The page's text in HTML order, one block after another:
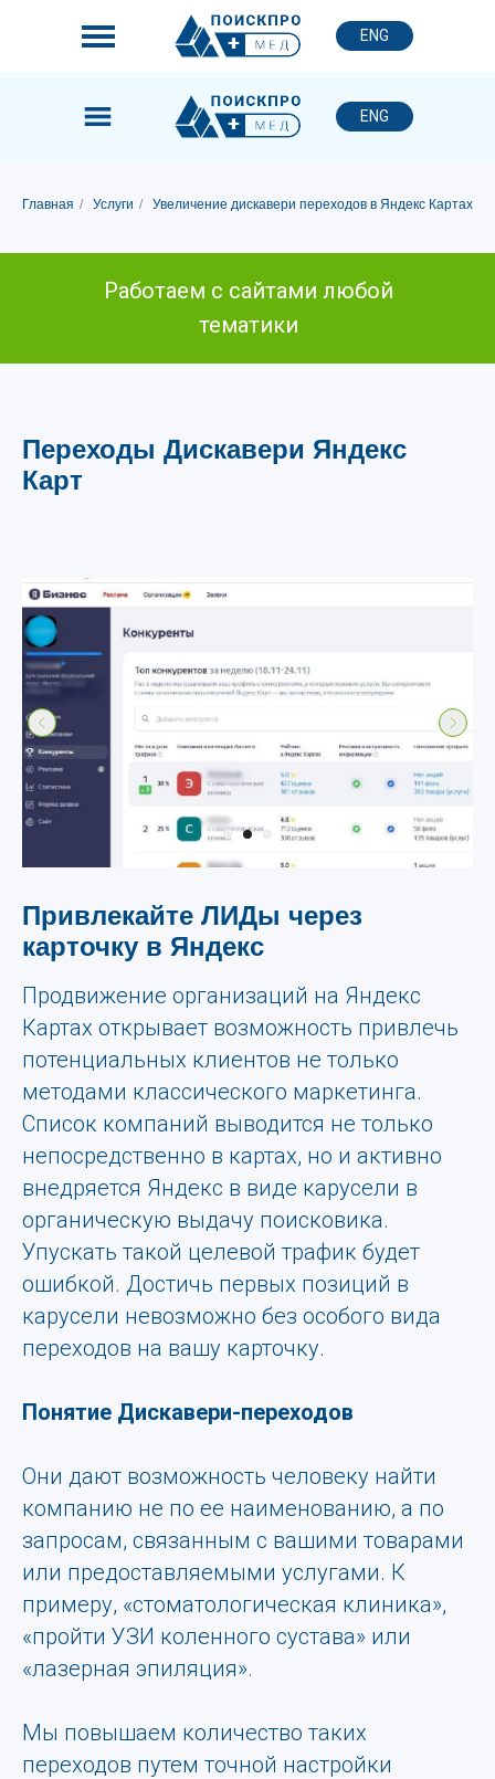
ENG
ENG
Главная / Услуги / Увеличение дискавери переходов в Яндекс Картах
Работаем с сайтами любой
тематики
Переходы Дискавери Яндекс
Карт
Привлекайте ЛИДы через
карточку в Яндекс
Продвижение организаций на Яндекс
Картах открывает возможность привлечь
потенциальных клиентов не только
методами классического маркетинга.
Список компаний выводится не только
непосредственно в картах, но и активно
внедряется Яндекс в виде карусели в
органическую выдачу поисковика.
Упускать такой целевой трафик будет
ошибкой. Достичь первых позиций в
карусели невозможно без особого вида
переходов на вашу карточку.
Понятие Дискавери-переходов
Они дают возможность человеку найти
компанию не по ее наименованию, а по
запросам, связанным с вашими товарами
или предоставляемыми услугами. К
примеру, «стоматологическая клиника»,
«пройти УЗИ коленного сустава» или
«лазерная эпиляция».
Мы повышаем количество таких
переходов путем точной настройки